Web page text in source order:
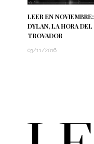
LEER EN NOVIEMBRE:
DYLAN, LA HORA DEL
TROVADOR
03/11/2016